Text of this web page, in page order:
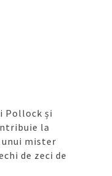
Pollock și
la
mister
de zeci de